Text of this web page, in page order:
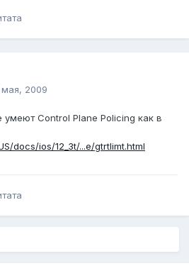
мая, 2009
умеют Control Plane Policing как в
docs/ios/12_3t/...e/gtrtlimt.html